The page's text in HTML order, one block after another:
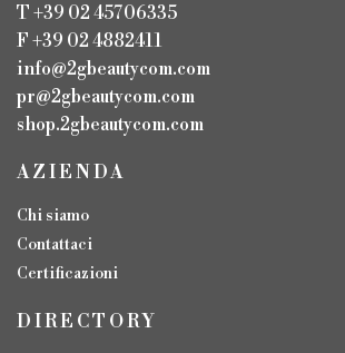
T +39 02 45706335
F +39 02 4882411
info@2gbeautycom.com
pr@2gbeautycom.com
shop.2gbeautycom.com
AZIENDA
Chi siamo
Contattaci
Certificazioni
DIRECTORY